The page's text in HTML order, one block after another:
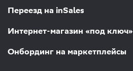
Переезд на inSales
Интернет-магазин «под ключ»
Онбординг на маркетплейсы